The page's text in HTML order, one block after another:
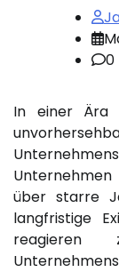
0
In einer Ära
über starre
langfristige
reagieren